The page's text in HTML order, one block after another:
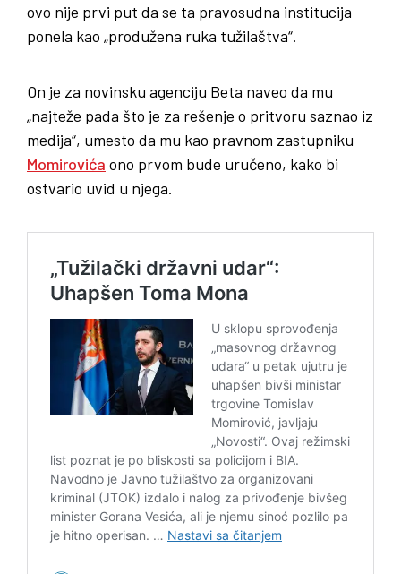
ovo nije prvi put da se ta pravosudna institucija
ponela kao „produžena ruka tužilaštva“.
On je za novinsku agenciju Beta naveo da mu
„najteže pada što je za rešenje o pritvoru saznao iz
medija“, umesto da mu kao pravnom zastupniku
Momirovića ono prvom bude uručeno, kako bi
ostvario uvid u njega.